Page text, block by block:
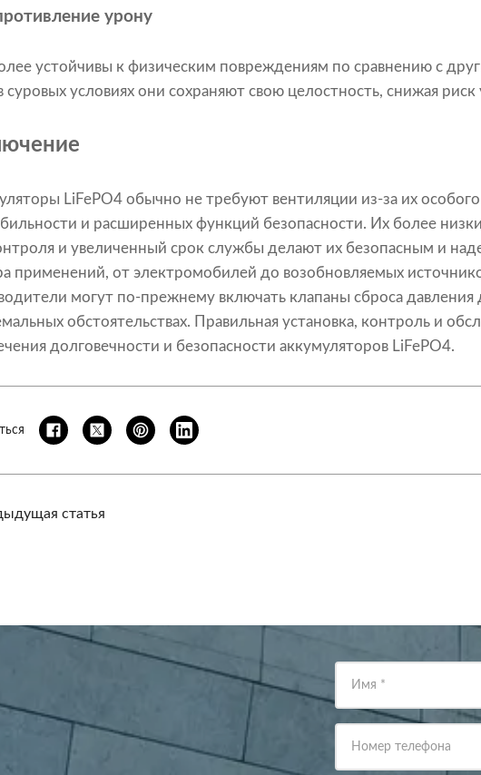
урону
устойчивы к физическим повреждениям по сравнению с
суровых условиях они сохраняют свою целостность, снижая риск
LiFePO4 обычно не требуют вентиляции из-за их
и расширенных функций безопасности. Их более
и увеличенный срок службы делают их безопасным и
применений, от электромобилей до возобновляемых
могут по-прежнему включать клапаны сброса
обстоятельствах. Правильная установка, контроль и
долговечности и безопасности аккумуляторов LiFePO4.
статья
Имя *
Номер телефона